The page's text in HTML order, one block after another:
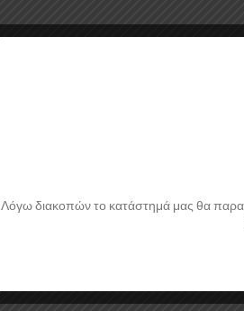
Λόγω διακοπών το κατάστημά μας θα